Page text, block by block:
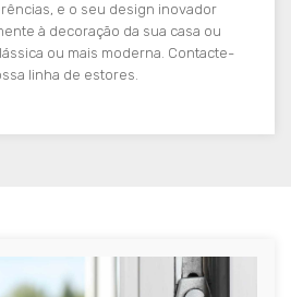
e o seu design inovador
à decoração da sua casa ou
ou mais moderna. Contacte-
linha de estores.